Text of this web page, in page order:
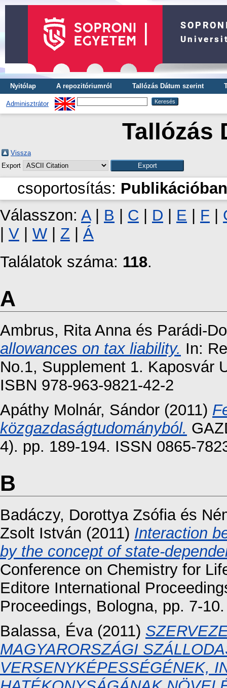
Nyitólap A repozitóriumról Tallózás Dátum szerint
Adminisztrátor
Tallózás
Vissza
Export
csoportosítás:
Válasszon: A| B C D E F
V W Z
Á
Találatok száma: 118.
A
Ambrus, Rita Annaés Parádi-
allowances on tax liability. In:
No.1, Supplement 1. Kaposvár
ISBN 978-963-9821-42-2
Apáthy Molnár, Sándor (2011)
közgazdaságtudományból.
4). pp. 189-194. ISSN 0865-
B
Badáczy, Dorottya Zsófiaés
Zsolt István (2011) Interaction
by the concept of state-
Conference on Chemistry for
Editore International
Proceedings, Bologna, pp. 7-
Balassa, Éva(2011)
MAGYARORSZÁGI
VERSENYKÉPESSÉGÉNEK,